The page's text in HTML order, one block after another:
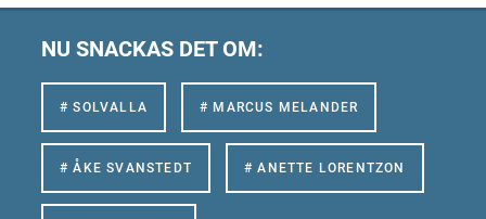
NU SNACKAS DET OM:
# SOLVALLA # MARCUS MELANDER
# ÅKE SVANSTEDT # ANETTE LORENTZON